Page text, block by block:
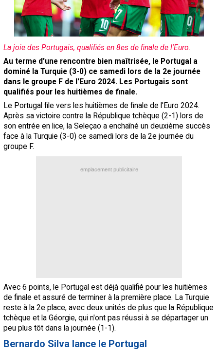
La joie des Portugais, qualifiés en 8es de finale de l'Euro.
Au terme d'une rencontre bien maîtrisée, le Portugal a
dominé la Turquie (3-0) ce samedi lors de la 2e journée
dans le groupe F de l'Euro 2024. Les Portugais sont
qualifiés pour les huitièmes de finale.
Le Portugal file vers les huitièmes de finale de l'Euro 2024.
Après sa victoire contre la République tchèque (2-1) lors de
son entrée en lice, la Seleçao a enchaîné un deuxième succès
face à la Turquie (3-0) ce samedi lors de la 2e journée du
groupe F.
emplacement publicitaire
Avec 6 points, le Portugal est déjà qualifié pour les huitièmes
de finale et assuré de terminer à la première place. La Turquie
reste à la 2e place, avec deux unités de plus que la République
tchèque et la Géorgie, qui n'ont pas réussi à se départager un
peu plus tôt dans la journée (1-1).
Bernardo Silva lance le Portugal
Paramètrages / Options
Contact / Signaler un bug
Recrutement Maxifoot
Mentions légales
site web Maxifoot.fr